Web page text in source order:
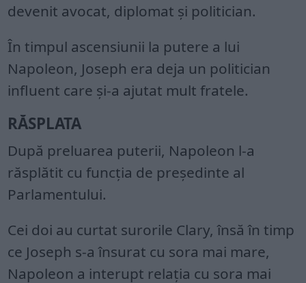
devenit avocat, diplomat și politician.
În timpul ascensiunii la putere a lui
Napoleon, Joseph era deja un politician
influent care și-a ajutat mult fratele.
RĂSPLATA
După preluarea puterii, Napoleon l-a
răsplătit cu funcția de preşedinte al
Parlamentului.
Cei doi au curtat surorile Clary, însă în timp
ce Joseph s-a însurat cu sora mai mare,
Napoleon a interupt relația cu sora mai